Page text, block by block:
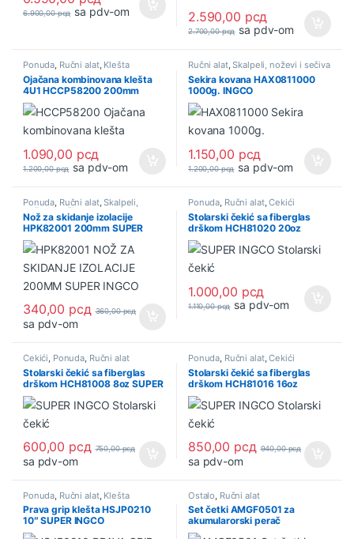
6.900,00рсд sa pdv-om 2.590,00 рсд
2.700,00рсд sa pdv-om
Ponuda, Ručni alat, Klešta
Ojačana kombinovana klešta
4U1 HCCP58200 200mm
SUPER INGCO
1.090,00 рсд
1.200,00рсд sa pdv-om
Ručni alat,Skalpeli, noževi i sečiva
Sekira kovana HAX0811000
1000g. INGCO
1.150,00 рсд
1.200,00рсд sa pdv-om
Ponuda, Ručni alat,Skalpeli,
noževi i sečiva
Nož za skidanje izolacije
HPK82001 200mm SUPER
INGCO
340,00 рсд 360,00рсд
sa pdv-om
Ponuda, Ručni alat,Čekići
Stolarski čekić sa fiberglas
drškom HCH81020 20oz
SUPER INGCO
1.000,00 рсд
1.110,00рсд sa pdv-om
Čekići, Ponuda, Ručni alat
Stolarski čekić sa fiberglas
drškom HCH81008 8oz SUPER
INGCO
600,00 рсд 750,00рсд
sa pdv-om
Ponuda, Ručni alat,Čekići
Stolarski čekić sa fiberglas
drškom HCH81016 16oz
SUPER INGCO
850,00 рсд 940,00рсд
sa pdv-om
Ponuda Ručni alat, Klešta
Prava grip klešta HSJP0210
10″ SUPER INGCO
Ostalo Ručni alat
Set četki AMGF0501 za
akumularorski perač
CPWLI4006 SUPER INGCO